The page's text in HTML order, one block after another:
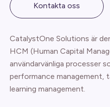
Kontakta oss
CatalystOne Solutions är
HCM (Human Capital
användarvänliga processer
performance management,
learning management.